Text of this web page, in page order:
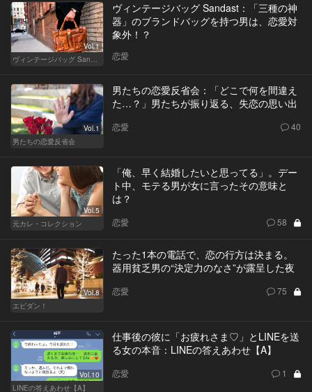
Vol.1
ヴィンテージバッグ Sandast
ヴィンテージバッグ Sandast：「三種の神
器」のブランドバッグを持つ男は、恋愛対
象外！？
恋愛
Vol.1
男たちの恋愛反省会
男たちの恋愛反省会：「どこで何を間違え
た…？」男たちが振り返る、失恋の思い出
恋愛 40
Vol.5
元カレ・コレクション
「俺、早く結婚したいと思ってる」。デー
ト中、モテる男が女に言ったその意味と
は？
恋愛 58
Vol.8
エビダン！
たった1本の電話で、恋の行方は決まる。
器用貧乏男の“決定力のなさ”が露呈した夜
恋愛 75
Vol.10
LINEの答えあわせ【A】
仕事後の彼に「お疲れさま♡」とLINEを送
る女の本音：LINEの答えあわせ【A】
恋愛 1